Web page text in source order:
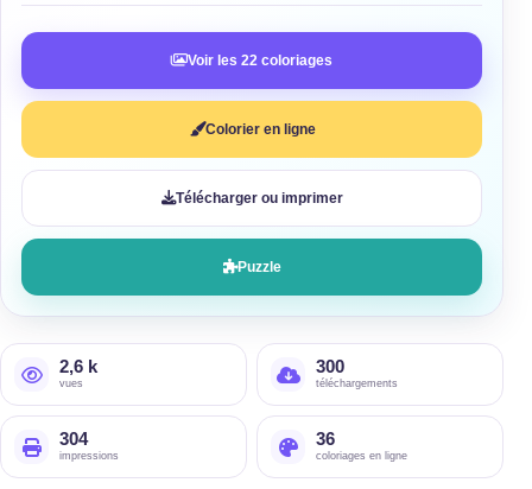
Voir les 22 coloriages
Colorier en ligne
Télécharger ou imprimer
Puzzle
2,6 k
vues
300
téléchargements
304
impressions
36
coloriages en ligne